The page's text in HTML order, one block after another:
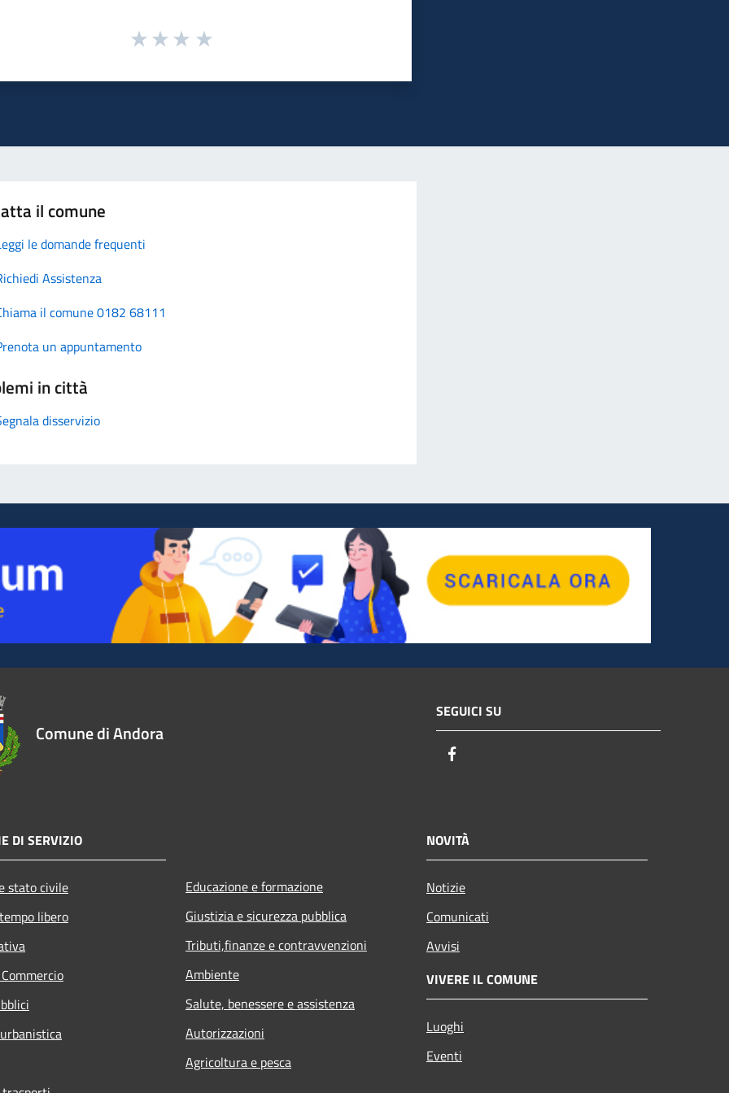
il comune
le domande frequenti
Assistenza
il comune 0182 68111
un appuntamento
in città
disservizio
Comune di Andora
SEGUICI SU
DI SERVIZIO
stato civile
libero
Educazione e formazione
Giustizia e sicurezza pubblica
Tributi,finanze e contravvenzioni
Ambiente
Salute, benessere e assistenza
Autorizzazioni
Agricoltura e pesca
NOVITÀ
Notizie
Comunicati
Avvisi
VIVERE IL COMUNE
Luoghi
Eventi